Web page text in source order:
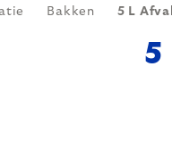
Bakken 5 L
5